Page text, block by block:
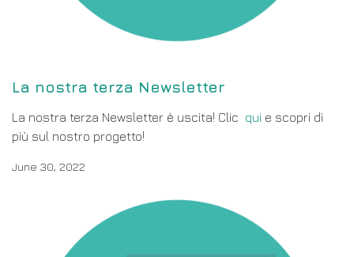
La nostra terza Newsletter
La nostra terza Newsletter è uscita! Clic qui e scopri di
più sul nostro progetto!
June 30, 2022